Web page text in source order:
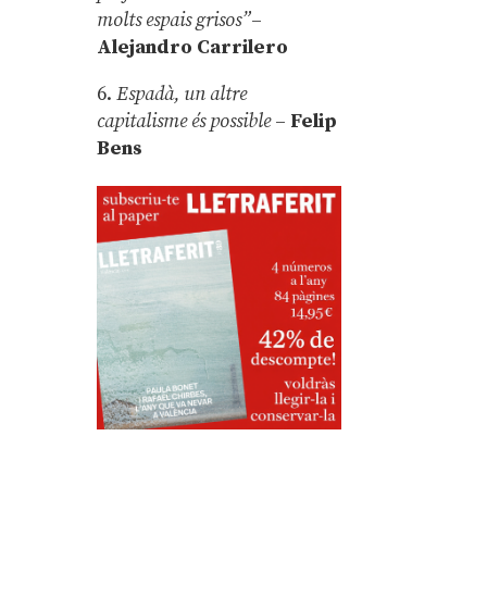
molts espais grisos”–
Alejandro Carrilero
6.Espadà, un altre
capitalisme és possible – Felip
Bens